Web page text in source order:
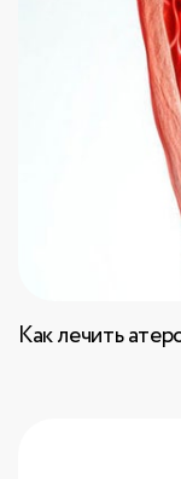
Как лечить